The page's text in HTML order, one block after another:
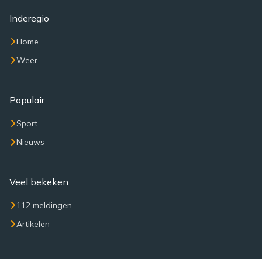
Inderegio
Home
Weer
Populair
Sport
Nieuws
Veel bekeken
112 meldingen
Artikelen